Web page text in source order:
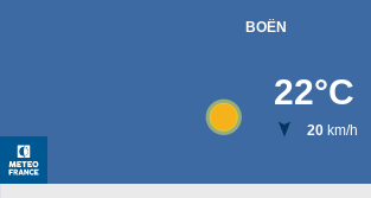
BOËN
22°C
20km/h